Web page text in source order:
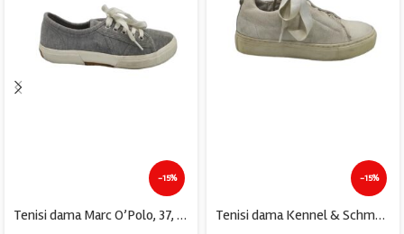
-15%
Tenisi dama Marc O’Polo, 37, material textil, gri
-15%
Tenisi dama Kennel & Schmenger, 37, piele, alb